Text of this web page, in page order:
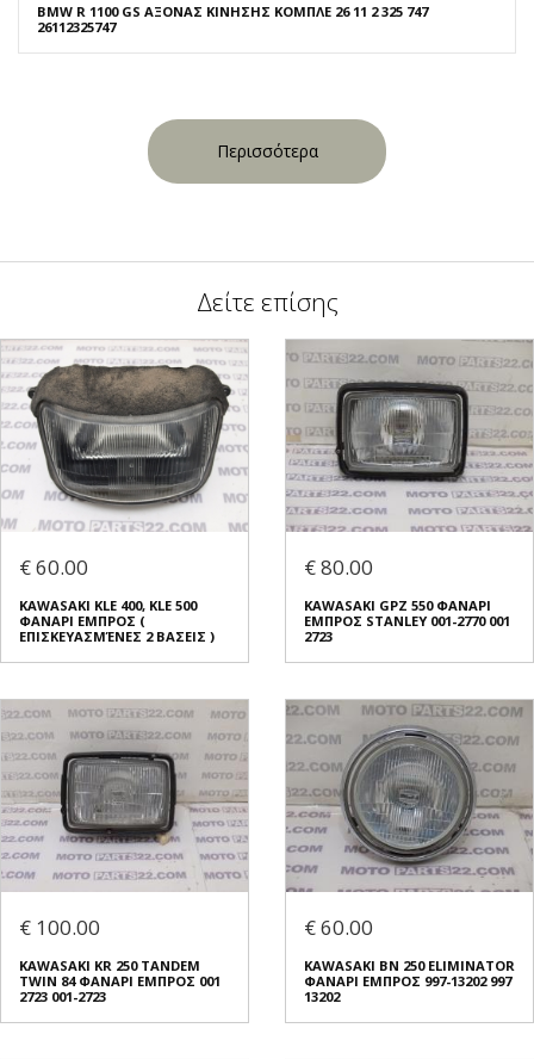
BMW R 1100 GS ΑΞΟΝΑΣ ΚΙΝΗΣΗΣ ΚΟΜΠΛΕ 26 11 2 325 747
26112325747
Περισσότερα
Δείτε επίσης
€ 60.00
KAWASAKI KLE 400, KLE 500
ΦΑΝΑΡΙ ΕΜΠΡΟΣ (
ΕΠΙΣΚΕΥΑΣΜΈΝΕΣ 2 ΒΑΣΕΙΣ )
€ 80.00
KAWASAKI GPZ 550 ΦΑΝΑΡΙ
ΕΜΠΡΟΣ STANLEY 001-2770 001
2723
€ 100.00
KAWASAKI KR 250 TANDEM
TWIN 84 ΦΑΝΑΡΙ ΕΜΠΡΟΣ 001
2723 001-2723
€ 60.00
KAWASAKI BN 250 ELIMINATOR
ΦΑΝΑΡΙ ΕΜΠΡΟΣ 997-13202 997
13202